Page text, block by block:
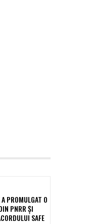
PROMULGAT O
PNRR ȘI
SAFE